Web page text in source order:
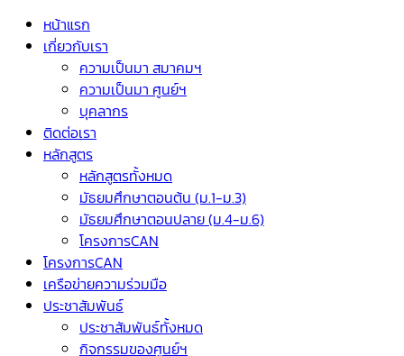
หน้าแรก
เกี่ยวกับเรา
ความเป็นมา สมาคมฯ
ความเป็นมา ศูนย์ฯ
บุคลากร
ติดต่อเรา
หลักสูตร
หลักสูตรทั้งหมด
มัธยมศึกษาตอนต้น (ม.1-ม.3)
มัธยมศึกษาตอนปลาย (ม.4-ม.6)
โครงการCAN
โครงการCAN
เครือข่ายความร่วมมือ
ประชาสัมพันธ์
ประชาสัมพันธ์ทั้งหมด
กิจกรรมของศูนย์ฯ